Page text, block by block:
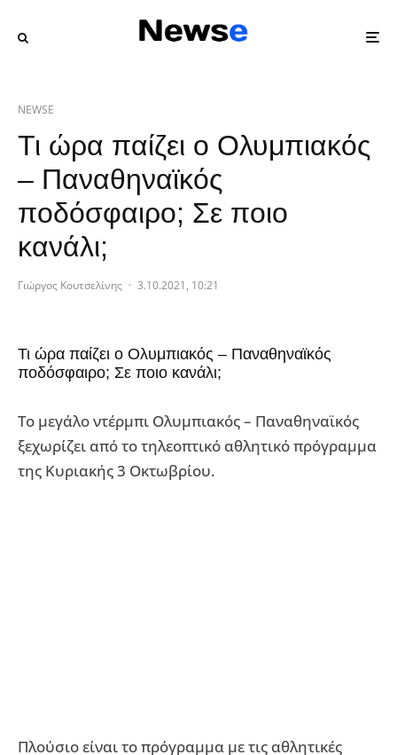
NEWSE
Τι ώρα παίζει ο Ολυμπιακός
– Παναθηναϊκός
ποδόσφαιρο; Σε ποιο
κανάλι;
Γιώργος Κουτσελίνης · 3.10.2021, 10:21
Τι ώρα παίζει ο Ολυμπιακός – Παναθηναϊκός
ποδόσφαιρο; Σε ποιο κανάλι;
Το μεγάλο ντέρμπι Ολυμπιακός – Παναθηναϊκός
ξεχωρίζει από το τηλεοπτικό αθλητικό πρόγραμμα
της Κυριακής 3 Οκτωβρίου.
Πλούσιο είναι το πρόγραμμα με τις αθλητικές